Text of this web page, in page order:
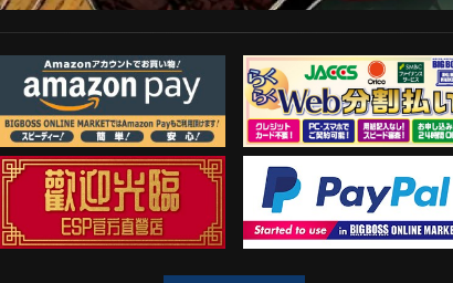
Amazon Pay らくらくWeb分割払い
歓迎工臨 PayPal決済がご利用可能！